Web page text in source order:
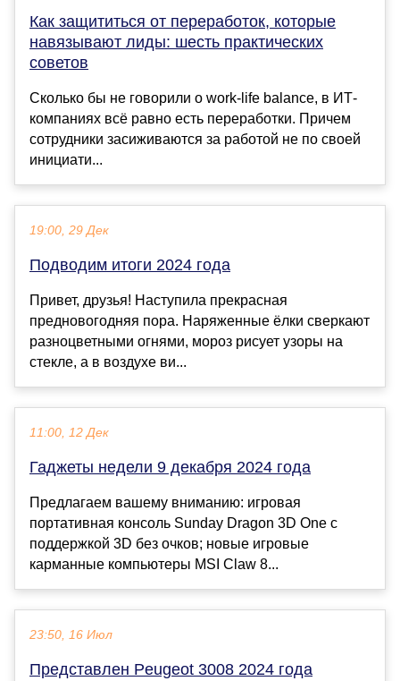
Как защититься от переработок, которые
навязывают лиды: шесть практических
советов
Сколько бы не говорили о work-life balance, в ИТ-
компаниях всё равно есть переработки. Причем
сотрудники засиживаются за работой не по своей
инициати...
19:00, 29 Дек
Подводим итоги 2024 года
Привет, друзья! Наступила прекрасная
предновогодняя пора. Наряженные ёлки сверкают
разноцветными огнями, мороз рисует узоры на
стекле, а в воздухе ви...
11:00, 12 Дек
Гаджеты недели 9 декабря 2024 года
Предлагаем вашему вниманию: игровая
портативная консоль Sunday Dragon 3D One с
поддержкой 3D без очков; новые игровые
карманные компьютеры MSI Claw 8...
23:50, 16 Июл
Представлен Peugeot 3008 2024 года